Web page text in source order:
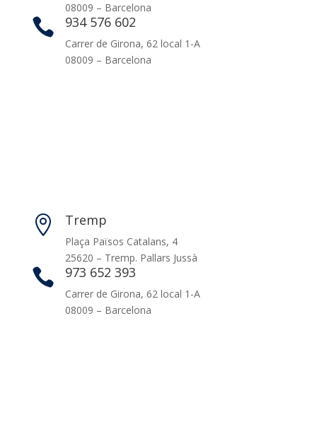
08009 – Barcelona
 934 576 602
Carrer de Girona, 62 local 1-A
08009 – Barcelona
 Tremp
Plaça Països Catalans, 4
25620 – Tremp. Pallars Jussà
 973 652 393
Carrer de Girona, 62 local 1-A
08009 – Barcelona